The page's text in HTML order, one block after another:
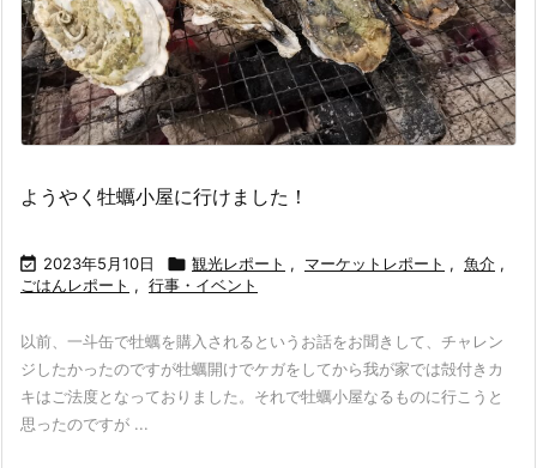
ようやく牡蠣小屋に行けました！
 2023年5月10日  観光レポート , マーケットレポート , 魚介 ,
ごはんレポート , 行事・イベント
以前、一斗缶で牡蠣を購入されるというお話をお聞きして、チャレン
ジしたかったのですが牡蠣開けでケガをしてから我が家では殻付きカ
キはご法度となっておりました。それで牡蠣小屋なるものに行こうと
思ったのですが ...